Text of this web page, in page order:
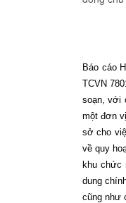
Báo cáo
TCVN
soạn, với
một đơn
sở cho
về quy
khu chức
dung
cũng như